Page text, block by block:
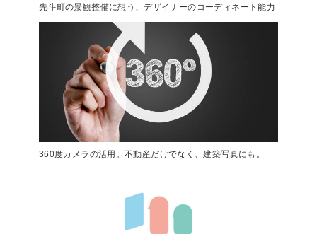
先斗町の景観整備に想う、デザイナーのコーディネート能力
360度カメラの活用。不動産だけでなく、建築写真にも。